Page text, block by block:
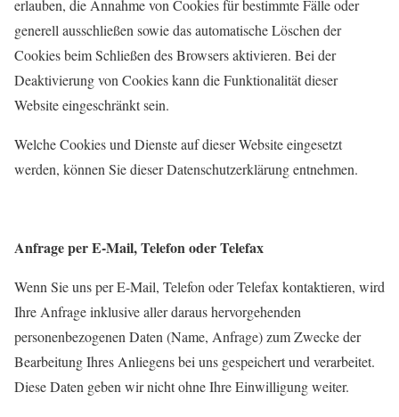
erlauben, die Annahme von Cookies für bestimmte Fälle oder
generell ausschließen sowie das automatische Löschen der
Cookies beim Schließen des Browsers aktivieren. Bei der
Deaktivierung von Cookies kann die Funktionalität dieser
Website eingeschränkt sein.
Welche Cookies und Dienste auf dieser Website eingesetzt
werden, können Sie dieser Datenschutzerklärung entnehmen.
Anfrage per E-Mail, Telefon oder Telefax
Wenn Sie uns per E-Mail, Telefon oder Telefax kontaktieren, wird
Ihre Anfrage inklusive aller daraus hervorgehenden
personenbezogenen Daten (Name, Anfrage) zum Zwecke der
Bearbeitung Ihres Anliegens bei uns gespeichert und verarbeitet.
Diese Daten geben wir nicht ohne Ihre Einwilligung weiter.